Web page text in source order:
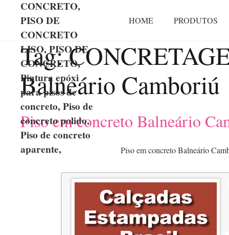
CONCRETO,
PISO DE
CONCRETO
LISO, PISO DE
CONCRETO,
Pintura epóxi
para pisos de
concreto, Piso de
concreto polido,
Piso de concreto
aparente,
HOME PRODUTOS
Tag:
Balneário Camboriú
Piso em concreto Balneário
Piso em concreto Balneário